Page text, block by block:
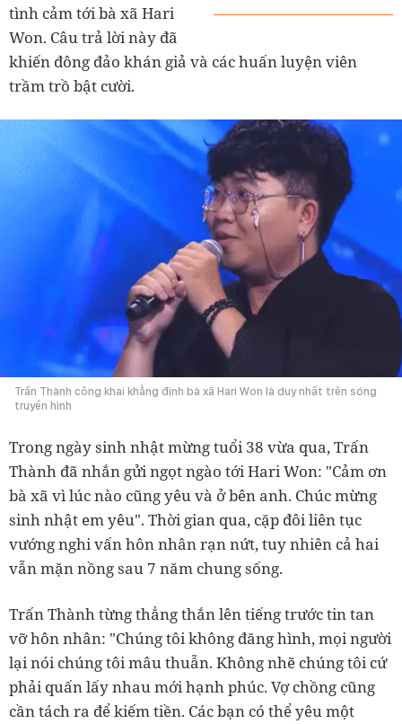
tình cảm tới bà xã Hari
Won. Câu trả lời này đã
khiến đông đảo khán giả và các huấn luyện viên
trầm trồ bật cười.
Trấn Thành công khai khẳng định bà xã Hari Won là duy nhất trên sóng
truyền hình
Trong ngày sinh nhật mừng tuổi 38 vừa qua, Trấn
Thành đã nhắn gửi ngọt ngào tới Hari Won: "Cảm ơn
bà xã vì lúc nào cũng yêu và ở bên anh. Chúc mừng
sinh nhật em yêu". Thời gian qua, cặp đôi liên tục
vướng nghi vấn hôn nhân rạn nứt, tuy nhiên cả hai
vẫn mặn nồng sau 7 năm chung sống.
Trấn Thành từng thẳng thắn lên tiếng trước tin tan
vỡ hôn nhân: "Chúng tôi không đăng hình, mọi người
lại nói chúng tôi mâu thuẫn. Không nhẽ chúng tôi cứ
phải quấn lấy nhau mới hạnh phúc. Vợ chồng cũng
cần tách ra để kiếm tiền. Các bạn có thể yêu một